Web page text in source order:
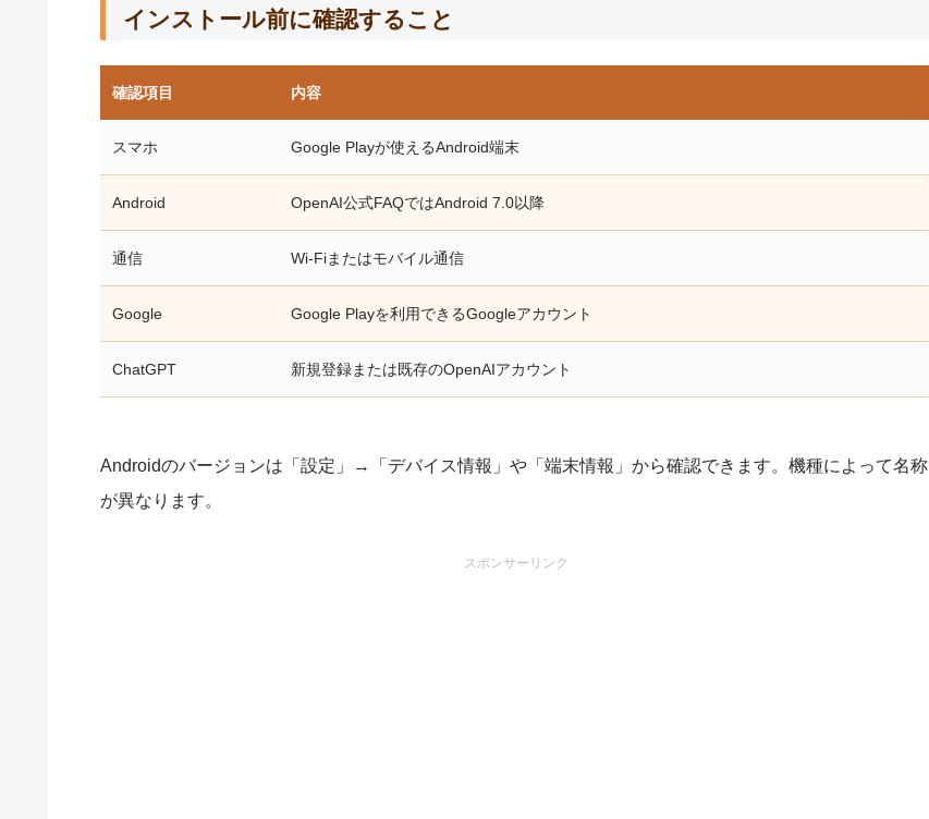
インストール前に確認すること
確認項目 内容
スマホ Google Playが使えるAndroid端末
Android OpenAI公式FAQではAndroid 7.0以降
通信 Wi-Fiまたはモバイル通信
Google Google Playを利用できるGoogleアカウント
ChatGPT 新規登録または既存のOpenAIアカウント
Androidのバージョンは「設定」→「デバイス情報」や「端末情報」から確認できます。機種によって名称
が異なります。
スポンサーリンク